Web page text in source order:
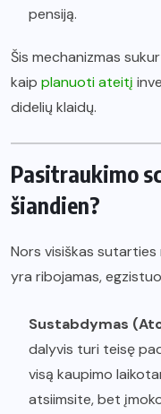
pensiją.
Šis mechanizmas
kaip planuoti ateitį
didelių klaidų.
Pasitraukimo
šiandien?
Nors visiškas
yra ribojamas,
Sustabdymas
dalyvis turi teisę
visą kaupimo
atsiimsite, bet